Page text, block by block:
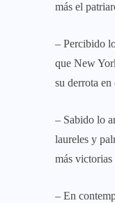
más el
– Percibido
que New
su derrota en
– Sabido lo
laureles y
más victorias
– En